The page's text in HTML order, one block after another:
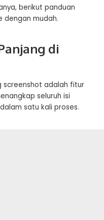
berikut panduan
dengan mudah.
di
screenshot adalah fitur
seluruh isi
satu kali proses.